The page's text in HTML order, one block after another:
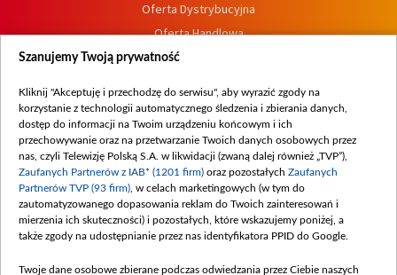
Oferta Dystrybucyjna
Oferta Handlowa
Dostępność
Procedura zgłoszeń wewnętrznych
Szanujemy Twoją prywatność
Kliknij "Akceptuję i przechodzę do serwisu", aby wyrazić zgody na
korzystanie z technologii automatycznego śledzenia i zbierania danych,
dostęp do informacji na Twoim urządzeniu końcowym i ich
przechowywanie oraz na przetwarzanie Twoich danych osobowych przez
nas, czyli Telewizję Polską S.A. w likwidacji (zwaną dalej również „TVP”),
Zaufanych Partnerów z IAB* (1201 firm) oraz pozostałych Zaufanych
Partnerów TVP (93 firm) , w celach marketingowych (w tym do
zautomatyzowanego dopasowania reklam do Twoich zainteresowań i
mierzenia ich skuteczności) i pozostałych, które wskazujemy poniżej, a
także zgody na udostępnianie przez nas identyfikatora PPID do Google.
Twoje dane osobowe zbierane podczas odwiedzania przez Ciebie naszych